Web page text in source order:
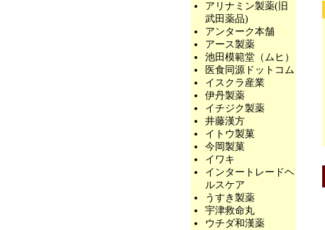
アリナミン製薬(旧
武田薬品)
アンターク本舗
アース製薬
池田模範堂（ムヒ）
医食同源ドットコム
イスクラ産業
伊丹製薬
イチジク製薬
井藤漢方
イトウ製菓
今岡製菓
イワキ
インタートレードヘ
ルスケア
うすき製薬
宇津救命丸
ウチダ和漢薬